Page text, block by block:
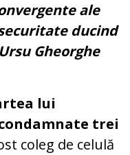
ale
ducind
Gheorghe
lui
trei
coleg de celulă